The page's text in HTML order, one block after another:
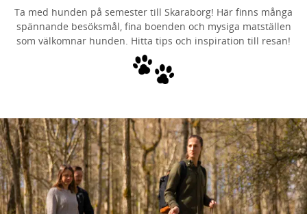
Ta med hunden på semester till Skaraborg! Här finns många
spännande besöksmål, fina boenden och mysiga matställen
som välkomnar hunden. Hitta tips och inspiration till resan!